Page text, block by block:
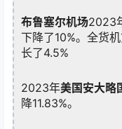
布鲁塞尔机场2023
下降了10%。全货
长了4.5%
2023年美国安大略
降11.83%。